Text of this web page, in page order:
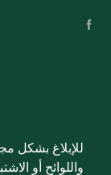
للإبلاغ بشكل
واللوائح أو